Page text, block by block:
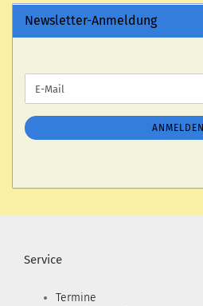
Newsletter-Anmeldung
ZUR
ANMELDUNG
E-
Mail
ANMELDEN
Service
Termine